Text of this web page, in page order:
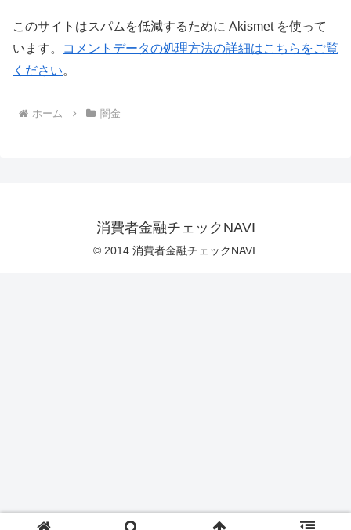
このサイトはスパムを低減するために Akismet を使って
います。
コメントデータの処理方法の詳細はこちらをご覧
ください。
ホーム 闇金
消費者金融チェックNAVI
© 2014 消費者金融チェックNAVI.